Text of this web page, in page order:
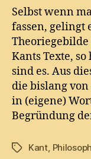
Selbst wenn
fassen, gelingt
Kants Texte,
sind es. Aus
die bislang
in (eigene)
Begründung
TagsKant